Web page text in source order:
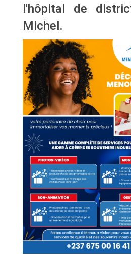
l'hôpital de
Michel.